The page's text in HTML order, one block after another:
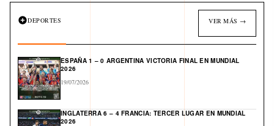
DEPORTES VER MÁS →
ESPAÑA 1 – 0 ARGENTINA VICTORIA FINAL EN MUNDIAL
2026
19/07/2026
INGLATERRA 6 – 4 FRANCIA: TERCER LUGAR EN MUNDIAL
2026